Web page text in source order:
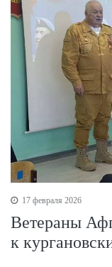
17 февраля 2026
Ветераны
к